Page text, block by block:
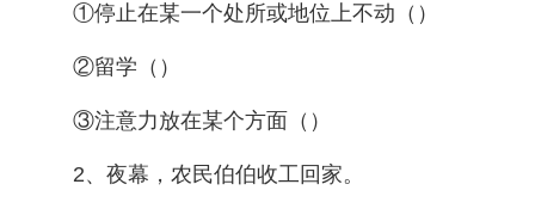
①停止在某一个处所或地位上不动（）
②留学（）
③注意力放在某个方面（）
2、夜幕，农民伯伯收工回家。